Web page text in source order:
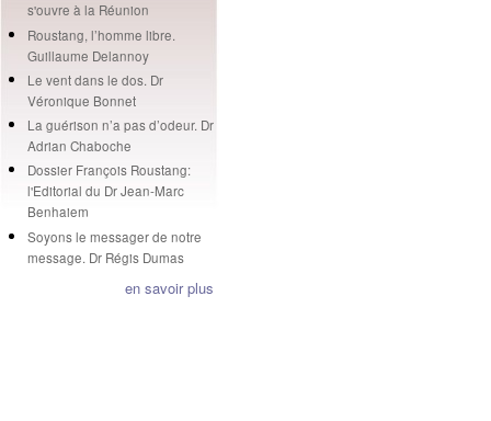
s'ouvre à la Réunion
Roustang, l’homme libre.
Guillaume Delannoy
Le vent dans le dos. Dr
Véronique Bonnet
La guérison n’a pas d’odeur. Dr
Adrian Chaboche
Dossier François Roustang:
l'Editorial du Dr Jean-Marc
Benhaiem
Soyons le messager de notre
message. Dr Régis Dumas
en savoir plus